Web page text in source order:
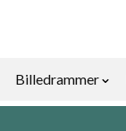
Billedrammer